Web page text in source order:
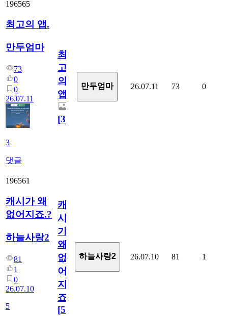
196565
최고의 앱.
만두엄마
73
0
0
26.07.11
3
댓글
최
고
의
앱.
[3]
만두엄마 26.07.11 73 0
196561
캐시가 왜
없어지죠.?
하늘사랑2
81
1
0
26.07.10
5
캐
시
가
왜
없
어
지
죠.?
[5]
하늘사랑2 26.07.10 81 1